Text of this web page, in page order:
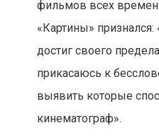
фильмов всех
«Картины»
достиг своего
прикасаюсь к
выявить которые
кинематограф».